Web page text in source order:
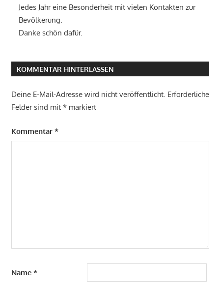
Jedes Jahr eine Besonderheit mit vielen Kontakten zur
Bevölkerung.
Danke schön dafür.
KOMMENTAR HINTERLASSEN
Deine E-Mail-Adresse wird nicht veröffentlicht. Erforderliche
Felder sind mit *markiert
Kommentar *
Name *